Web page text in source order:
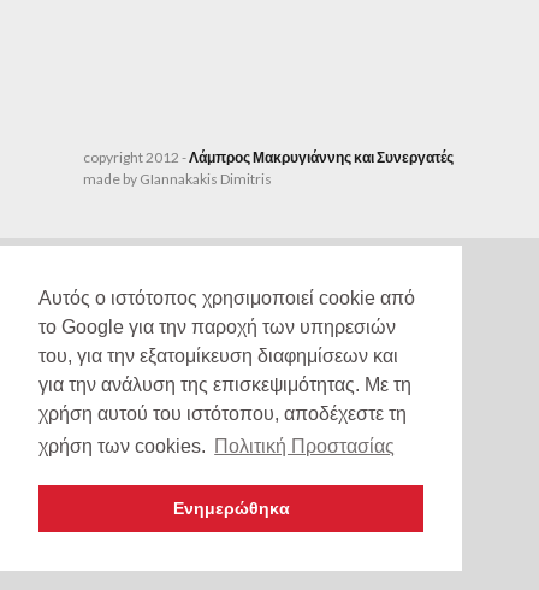
Αυτός ο ιστότοπος χρησιμοποιεί cookie από
το Google για την παροχή των υπηρεσιών
του, για την εξατομίκευση διαφημίσεων και
για την ανάλυση της επισκεψιμότητας. Με τη
χρήση αυτού του ιστότοπου, αποδέχεστε τη
χρήση των cookies. Πολιτική Προστασίας
Ενημερώθηκα
copyright 2012 -Λάμπρος Μακρυγιάννης και Συνεργατές
made by GIannakakis Dimitris